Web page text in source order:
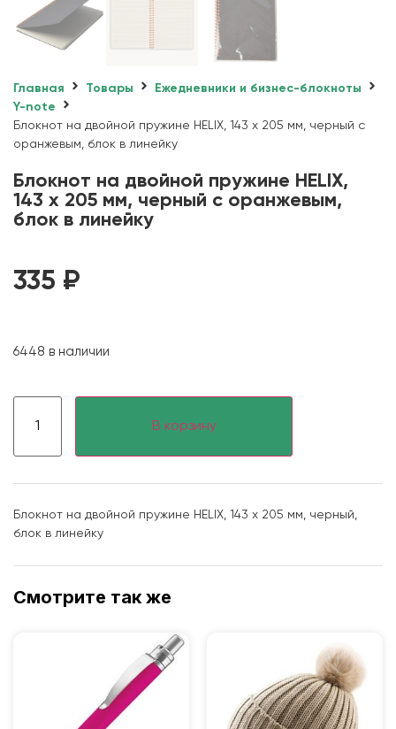
Главная Товары
Ежедневники и бизнес-блокноты
Y-note
Блокнот на двойной пружине HELIX, 143 х 205 мм, черный с
оранжевым, блок в линейку
Блокнот на двойной пружине HELIX,
143 х 205 мм, черный с оранжевым,
блок в линейку
335 ₽
6448 в наличии
В корзину
Блокнот на двойной пружине HELIX, 143 х 205 мм, черный,
блок в линейку
Смотрите так же